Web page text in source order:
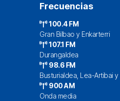
Frecuencias
100.4 FM
Gran Bilbao y Enkarterri
107.1 FM
Durangaldea
98.6 FM
Busturialdea, Lea-Artibai
900 AM
Onda media